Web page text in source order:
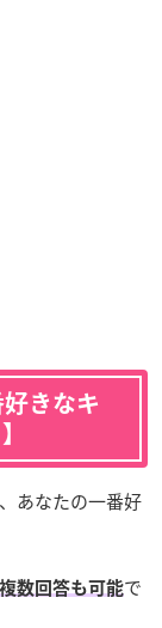
きなキ
あなたの一番好
複数回答も可能で